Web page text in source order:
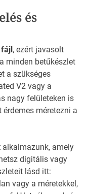
és
fájl, ezért javasolt
minden betűkészlet
a szükséges
V2 vagy a
nagy felületeken is
méretezni a
alkalmazunk, amely
digitális vagy
lásd itt:
vagy a méretekkel,